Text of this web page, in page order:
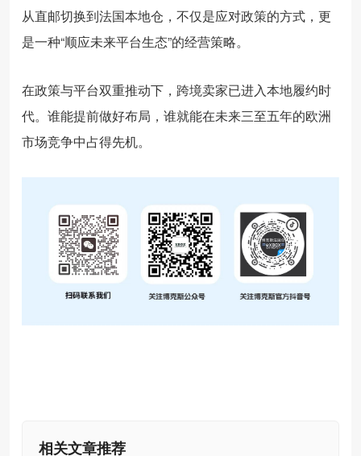
从直邮切换到法国本地仓，不仅是应对政策的方式，更
是一种“顺应未来平台生态”的经营策略。
在政策与平台双重推动下，跨境卖家已进入本地履约时
代。谁能提前做好布局，谁就能在未来三至五年的欧洲
市场竞争中占得先机。
相关文章推荐